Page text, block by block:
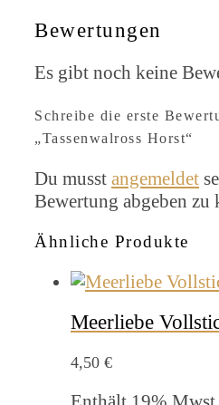
Bewertungen
Es gibt noch keine
Schreibe die erste
„Tassenwalross Horst“
Du musst angemeldet
Bewertung abgeben zu
Ähnliche Produkte
Meerliebe
4,50 €